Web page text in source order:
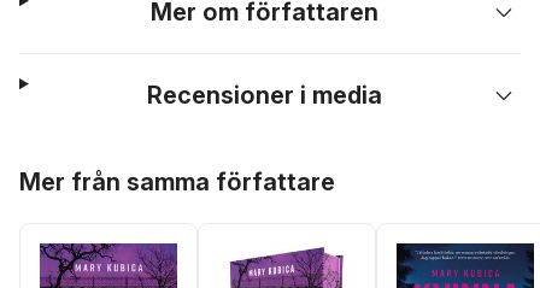
Mer om författaren
Recensioner i media
Mer från samma författare